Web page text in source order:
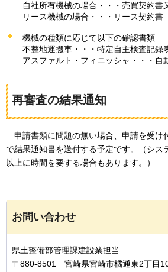
自社所有機械の場合・・・売買契約書
リース機械の場合・・・リース契約書
機械の種類に応じて以下の確認書類
不整地運搬車・・・特定自主検査記録
アスファルト・フィニッシャ・・・自
再審査の結果通知
申請書類に問題の無い場合、申請を受け
で結果通知書を送付する予定です。（シス
以上に時間を要する場合もあります。）
お問い合わせ
県土整備部管理課建設業担当
〒880-8501 宮崎県宮崎市橘通東2丁目